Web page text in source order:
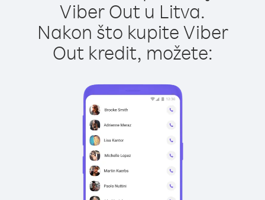
Viber Out u Litva.
Nakon što kupite Viber
Out kredit, možete: